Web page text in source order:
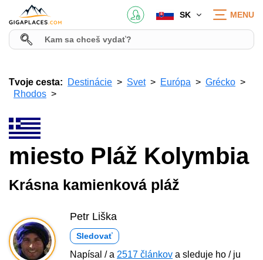
SK MENU
Tvoje cesta: Destinácie Svet Európa
Grécko
Rhodos
miesto Pláž Kolymbia
Krásna kamienková pláž
Petr Liška
Sledovať
Napísal / a 2517 článkov a sleduje ho / ju